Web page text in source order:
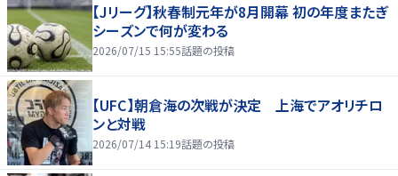
【Jリーグ】秋春制元年が8月開幕 初の年度またぎ
シーズンで何が変わる
2026/07/15 15:55話題の投稿
【UFC】朝倉海の次戦が決定 上海でアオリチロ
ンと対戦
2026/07/14 15:19話題の投稿